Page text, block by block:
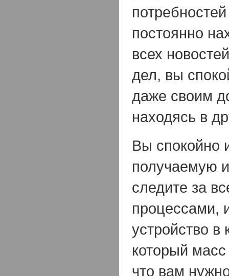
постоянно
всех
дел, вы
даже своим
находясь в
Вы спокойно
получаемую
следите за
процессами,
устройство в
который
что вам